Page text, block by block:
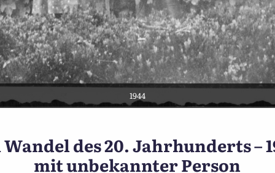
1944
im Wandel
des 20. Jahrhunderts –
mit unbekannter Person